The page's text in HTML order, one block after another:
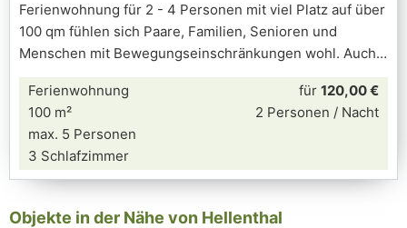
Ferienwohnung für 2 - 4 Personen mit viel Platz auf über
100 qm fühlen sich Paare, Familien, Senioren und
Menschen mit Bewegungseinschränkungen wohl. Auch
Ferienwohnung
100 m²
max. 5 Personen
3 Schlafzimmer
für 120,00 €
2 Personen / Nacht
Objekte in der Nähe von Hellenthal